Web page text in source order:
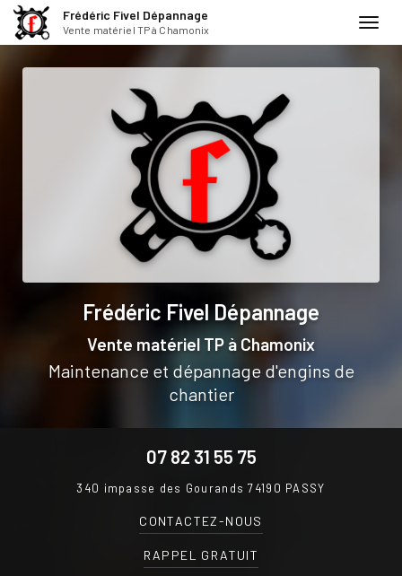
Frédéric Fivel Dépannage
Vente matériel TP à Chamonix
Frédéric Fivel Dépannage
Vente matériel TP à Chamonix
Maintenance et dépannage d'engins de
chantier
07 82 31 55 75
340 impasse des Gourands74190 PASSY
CONTACTEZ-NOUS
RAPPEL GRATUIT